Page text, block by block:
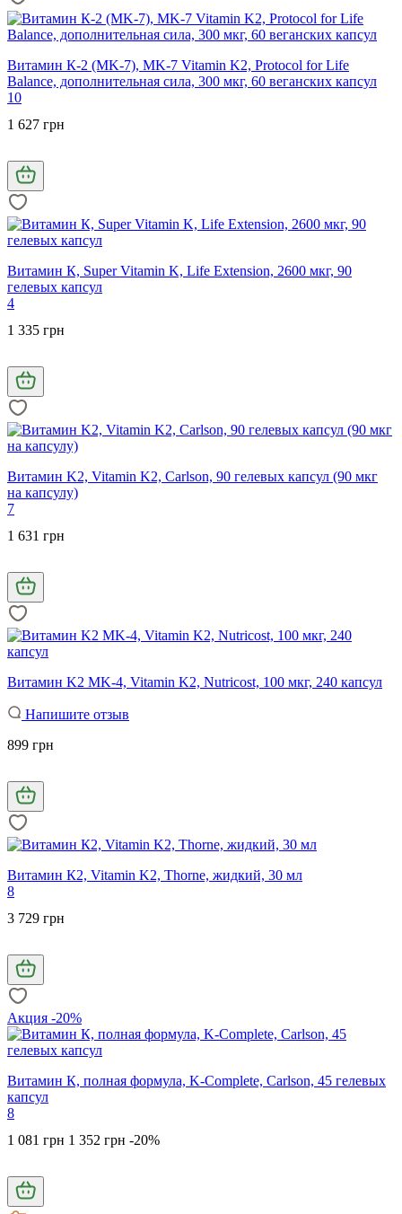
Витамин К-2 (MK-7), MK-7 Vitamin K2, Protocol for Life
Balance, дополнительная сила, 300 мкг, 60 веганских капсул
10
1 627 грн
Витамин К, Super Vitamin K, Life Extension, 2600 мкг, 90
гелевых капсул
4
1 335 грн
Витамин K2, Vitamin K2, Carlson, 90 гелевых капсул (90 мкг
на капсулу)
7
1 631 грн
Витамин K2 MK-4, Vitamin K2, Nutricost, 100 мкг, 240 капсул
Напишите отзыв
899 грн
Витамин К2, Vitamin K2, Thorne, жидкий, 30 мл
8
3 729 грн
Акция -20%
Витамин К, полная формула, K-Complete, Carlson, 45 гелевых
капсул
8
1 081 грн 1 352 грн -20%